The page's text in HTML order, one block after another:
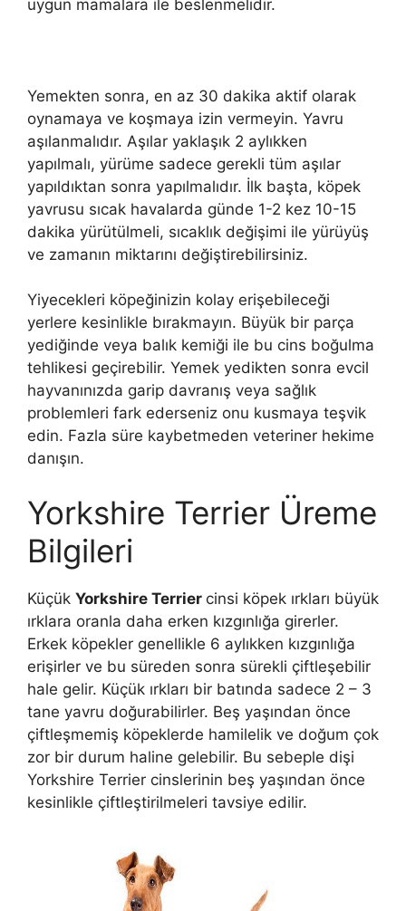
uygun mamalara ile beslenmelidir.
Yemekten sonra, en az 30 dakika aktif olarak
oynamaya ve koşmaya izin vermeyin. Yavru
aşılanmalıdır. Aşılar yaklaşık 2 aylıkken
yapılmalı, yürüme sadece gerekli tüm aşılar
yapıldıktan sonra yapılmalıdır. İlk başta, köpek
yavrusu sıcak havalarda günde 1-2 kez 10-15
dakika yürütülmeli, sıcaklık değişimi ile yürüyüş
ve zamanın miktarını değiştirebilirsiniz.
Yiyecekleri köpeğinizin kolay erişebileceği
yerlere kesinlikle bırakmayın. Büyük bir parça
yediğinde veya balık kemiği ile bu cins boğulma
tehlikesi geçirebilir. Yemek yedikten sonra evcil
hayvanınızda garip davranış veya sağlık
problemleri fark ederseniz onu kusmaya teşvik
edin. Fazla süre kaybetmeden veteriner hekime
danışın.
Yorkshire Terrier Üreme
Bilgileri
Küçük Yorkshire Terrier cinsi köpek ırkları büyük
ırklara oranla daha erken kızgınlığa girerler.
Erkek köpekler genellikle 6 aylıkken kızgınlığa
erişirler ve bu süreden sonra sürekli çiftleşebilir
hale gelir. Küçük ırkları bir batında sadece 2 – 3
tane yavru doğurabilirler. Beş yaşından önce
çiftleşmemiş köpeklerde hamilelik ve doğum çok
zor bir durum haline gelebilir. Bu sebeple dişi
Yorkshire Terrier cinslerinin beş yaşından önce
kesinlikle çiftleştirilmeleri tavsiye edilir.